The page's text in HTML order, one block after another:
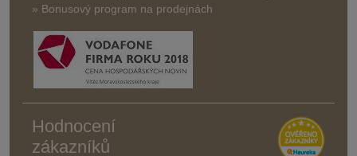
» Bonusový program na prodejnách
Hodnocení
zákazníků